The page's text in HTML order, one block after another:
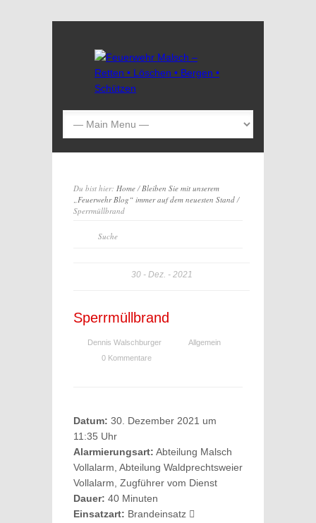
Du bist hier: Home/Bleiben Sie mit unserem
„Feuerwehr Blog“ immer auf dem neuesten Stand/
Sperrmüllbrand
30 Dez. 2021
Sperrmüllbrand
Dennis Walschburger
Allgemein
0 Kommentare
Datum: 30. Dezember 2021 um
11:35 Uhr
Alarmierungsart: Abteilung Malsch
Vollalarm, Abteilung Waldprechtsweier
Vollalarm, Zugführer vom Dienst
Dauer: 40 Minuten
Einsatzart: Brandeinsatz